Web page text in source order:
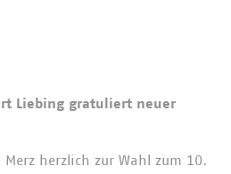
Liebing gratuliert neuer
herzlich zur Wahl zum 10.